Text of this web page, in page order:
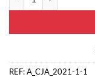
REF:A_CJA_2021-1-1